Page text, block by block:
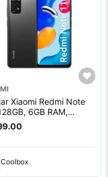
Xiaomi Redmi Note
6GB RAM,
trasera 108MP y
16MP, 6.43"", gris
Coolbox